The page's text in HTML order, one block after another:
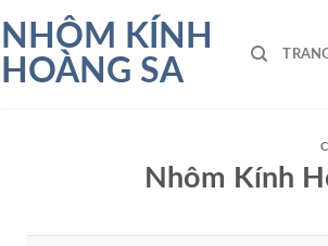
NHÔM KÍNH
HOÀNG SA
Nhôm Kính